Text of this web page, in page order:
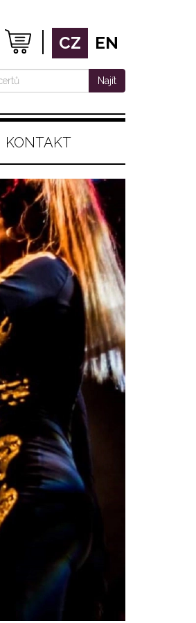
CZ EN
Najít
KONTAKT